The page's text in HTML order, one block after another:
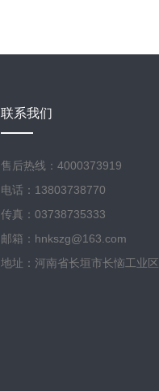
联系我们
售后热线：4000373919
电话：13803738770
传真：03738735333
邮箱：hnkszg@163.com
地址：河南省长垣市长恼工业区